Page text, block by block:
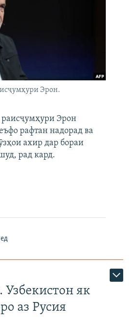
Эрон.
Эрон
рафтан надорад ва
ахир дар бораи
рад кард.
Узбекистон як
аз Русия